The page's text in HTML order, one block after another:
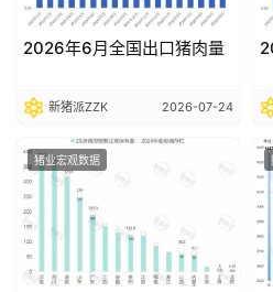
2026年6月全国出口猪肉量
新猪派ZZK 2026-07-24
猪业宏观数据